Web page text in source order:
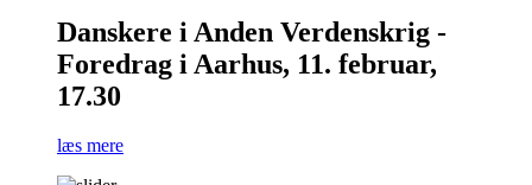
Danskere i Anden Verdenskrig -
Foredrag i Aarhus, 11. februar,
17.30
læs mere